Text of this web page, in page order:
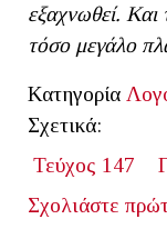
εξαχνωθεί.
τόσο μεγάλο
Κατηγορία
Σχετικά:
Τεύχος 147
Σχολιάστε